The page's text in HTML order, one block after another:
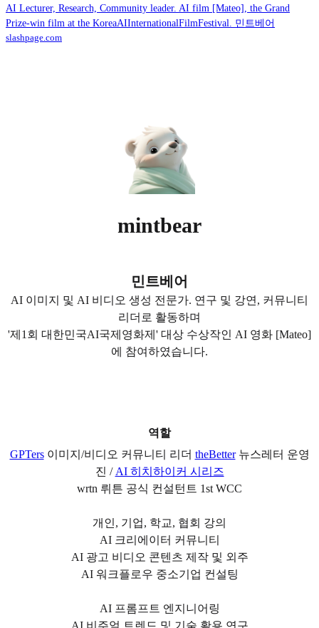
AI Lecturer, Research, Community leader. AI film [Mateo], the Grand
Prize-win film at the KoreaAIInternationalFilmFestival. 민트베어
slashpage.com
mintbear
민트베어
AI 이미지 및 AI 비디오 생성 전문가. 연구 및 강연, 커뮤니티
리더로 활동하며
'제1회 대한민국AI국제영화제' 대상 수상작인 AI 영화 [Mateo]
에 참여하였습니다.
역할
GPTers이미지/비디오 커뮤니티 리더 theBetter뉴스레터 운영
진 / AI 히치하이커 시리즈
wrtn 뤼튼 공식 컨설턴트 1st WCC
개인, 기업, 학교, 협회 강의
AI 크리에이터 커뮤니티
AI 광고 비디오 콘텐츠 제작 및 외주
AI 워크플로우 중소기업 컨설팅
AI 프롬프트 엔지니어링